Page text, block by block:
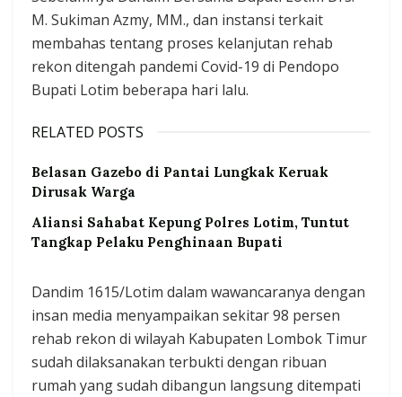
M. Sukiman Azmy, MM., dan instansi terkait
membahas tentang proses kelanjutan rehab
rekon ditengah pandemi Covid-19 di Pendopo
Bupati Lotim beberapa hari lalu.
RELATED POSTS
Belasan Gazebo di Pantai Lungkak Keruak
Dirusak Warga
Aliansi Sahabat Kepung Polres Lotim, Tuntut
Tangkap Pelaku Penghinaan Bupati
Dandim 1615/Lotim dalam wawancaranya dengan
insan media menyampaikan sekitar 98 persen
rehab rekon di wilayah Kabupaten Lombok Timur
sudah dilaksanakan terbukti dengan ribuan
rumah yang sudah dibangun langsung ditempati